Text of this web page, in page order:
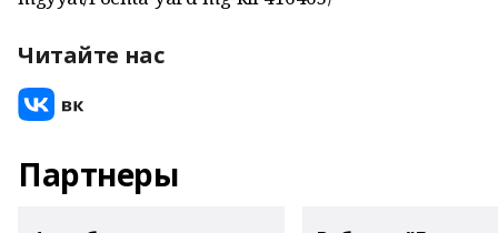
Читайте нас
Партнеры